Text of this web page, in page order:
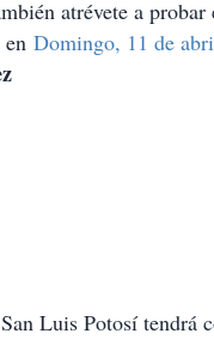
atrévete a
en Domingo, 11 de
Luis Potosí tendrá